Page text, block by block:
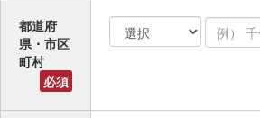
都道府
県・市区
町村
必須